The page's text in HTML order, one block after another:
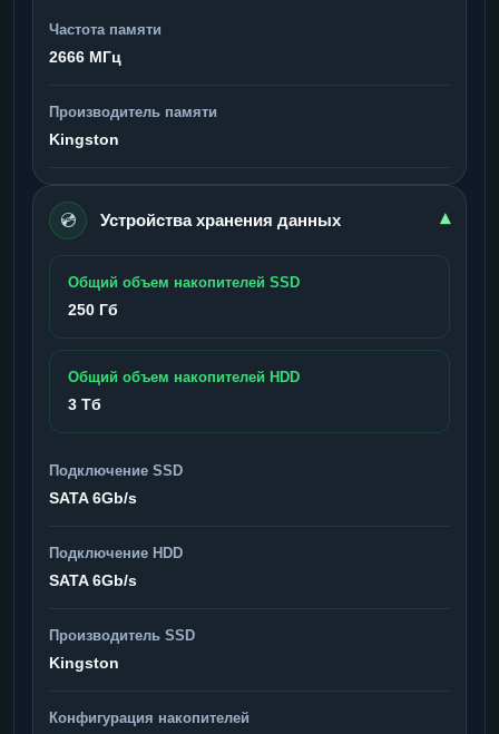
Частота памяти
2666 МГц
Производитель памяти
Kingston
💿 Устройства хранения данных ▾
Общий объем накопителей SSD
250 Гб
Общий объем накопителей HDD
3 Тб
Подключение SSD
SATA 6Gb/s
Подключение HDD
SATA 6Gb/s
Производитель SSD
Kingston
Конфигурация накопителей